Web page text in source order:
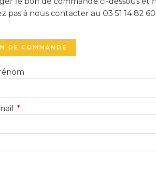
pas à nous contacter au 03 51 14 82 60.
DE COMMANDE